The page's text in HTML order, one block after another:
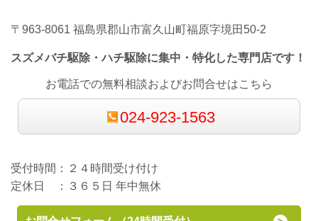
〒963-8061 福島県郡山市富久山町福原字境田50-2
スズメバチ駆除・ハチ駆除に集中・特化した専門店です！
お電話での無料相談およびお問合せはこちら
024-923-1563
受付時間：２４時間受け付け
定休日 ：３６５日 年中無休